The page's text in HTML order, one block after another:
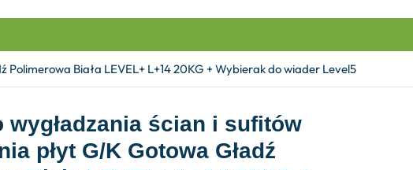
Biała LEVEL+ L+14 20KG + Wybierak do wiader Level5
wygładzania ścian i sufitów
płyt G/K Gotowa Gładź